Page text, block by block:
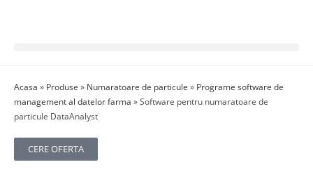
Acasa » Produse » Numaratoare de particule » Programe software de
management al datelor farma »Software pentru numaratoare de
particule DataAnalyst
CERE OFERTA